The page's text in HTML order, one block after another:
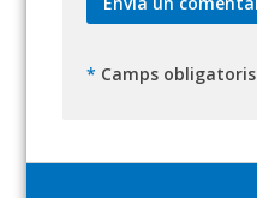
* Camps obligatoris